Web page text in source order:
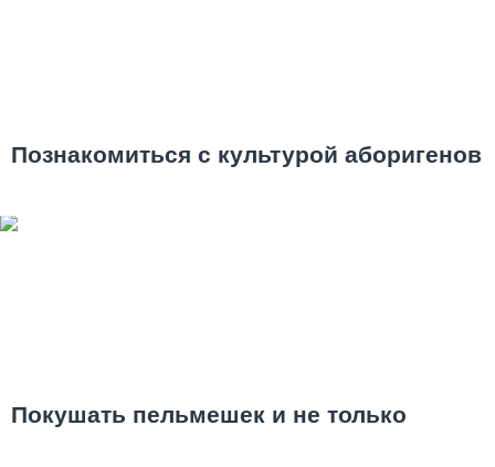
Познакомиться с культурой аборигенов
Покушать пельмешек и не только